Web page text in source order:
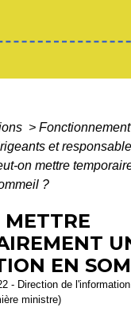
>
et
on mettre
?
EN
- Direction de
ministre)